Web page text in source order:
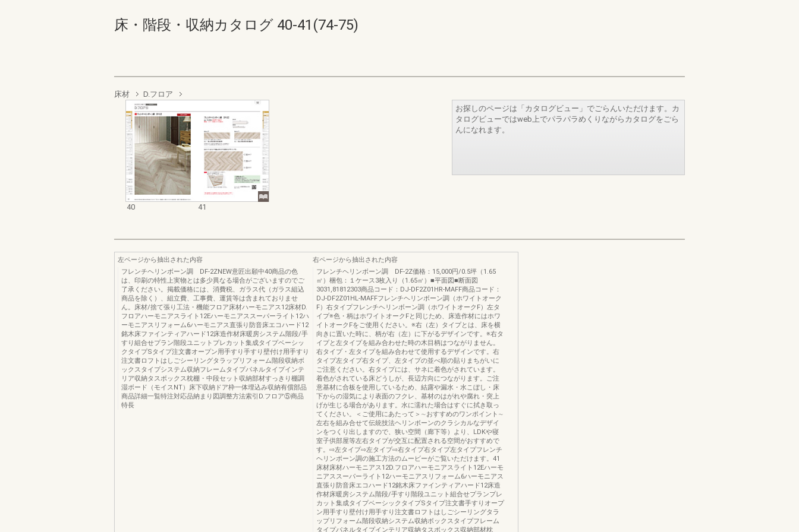
床・階段・収納カタログ 40-41(74-75)
床材 D.フロア
40 41
お探しのページは「カタログビュー」でごらんいただけます。カ
タログビューではweb上でパラパラめくりながらカタログをごら
んになれます。
左ページから抽出された内容
フレンチヘリンボーン調 DF-2ZNEW意匠出願中40商品の色
は、印刷の特性上実物とは多少異なる場合がございますのでご
了承ください。掲載価格には、消費税、ガラス代（ガラス組込
商品を除く）、組立費、工事費、運賃等は含まれておりませ
ん。床材/捨て張り工法・機能フロア床材ハーモニアス12床材D.
フロアハーモニアスライト12Eハーモニアススーパーライト12ハ
ーモニアスリフォーム6ハーモニアス直張り防音床エコハード12
銘木床ファインティアハード12床造作材床暖房システム階段/手
すり組合せプラン階段ユニットプレカット集成タイプベーシッ
クタイプSタイプ注文書オープン用手すり手すり壁付け用手すり
注文書ロフトはしごシーリングタラップリフォーム階段収納ボ
ックスタイプシステム収納フレームタイプパネルタイプインテ
リア収納タスボックス枕棚・中段セット収納部材すっきり棚調
湿ボード（モイスNT）床下収納ドア枠一体埋込み収納有償部品
商品詳細一覧特注対応品納まり図調整方法索引D.フロア⑤商品
特長
右ページから抽出された内容
フレンチヘリンボーン調 DF-2Z価格：15,000円/0.5坪（1.65
㎡）梱包：１ケース3枚入り（1.65㎡）■平面図■断面図
3031,81812303商品コード：DJ-DF2Z01HR-MAFF商品コード：
DJ-DF2Z01HL-MAFFフレンチヘリンボーン調（ホワイトオーク
F）右タイプフレンチヘリンボーン調（ホワイトオークF）左タ
イプ※色・柄はホワイトオークFと同じため、床造作材にはホワ
イトオークFをご使用ください。※右（左）タイプとは、床を横
向きに置いた時に、柄が右（左）に下がるデザインです。※右タ
イプと左タイプを組み合わせた時の木目柄はつながりません。
右タイプ・左タイプを組み合わせて使用するデザインです。右
タイプ左タイプ右タイプ、左タイプの並べ順の貼りまちがいに
ご注意ください。右タイプには、サネに着色がされています。
着色がされている床どうしが、長辺方向につながります。ご注
意基材に合板を使用しているため、結露や漏水・水こぼし・床
下からの湿気により表面のフクレ、基材のはがれや腐れ・突上
げが生じる場合があります。水に濡れた場合はすぐに拭き取っ
てください。＜ご使用にあたって＞∼おすすめのワンポイント∼
左右を組み合せて伝統技法ヘリンボーンのクラシカルなデザイ
ンをつくり出しますので、狭い空間（廊下等）より、LDKや寝
室子供部屋等左右タイプが交互に配置される空間がおすすめで
す。⇨左タイプ⇨左タイプ⇨右タイプ右タイプ左タイプフレンチ
ヘリンボーン調の施工方法のムービーがご覧いただけます。41
床材床材ハーモニアス12D.フロアハーモニアスライト12Eハーモ
ニアススーパーライト12ハーモニアスリフォーム6ハーモニアス
直張り防音床エコハード12銘木床ファインティアハード12床造
作材床暖房システム階段/手すり階段ユニット組合せプランプレ
カット集成タイプベーシックタイプSタイプ注文書手すりオープ
ン用手すり壁付け用手すり注文書ロフトはしごシーリングタラ
ップリフォーム階段収納システム収納ボックスタイプフレーム
タイプパネルタイプインテリア収納タスボックス収納部材枕